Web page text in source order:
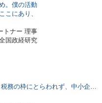
少数株主権」を知る
計士試験と業界の動向
投資採択基準
」の考え方を変える
。僕の活動
こにあり、
トナー 理事
国政経研究
中小企業経営者を中心とし、包括支援で成長を支える